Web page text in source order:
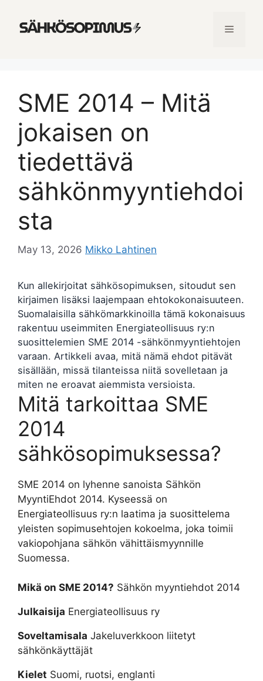
content
Menu
SME 2014 – Mitä
jokaisen on
tiedettävä
sähkönmyyntiehdoi
sta
May 13, 2026 Mikko Lahtinen
Kun allekirjoitat sähkösopimuksen, sitoudut sen
kirjaimen lisäksi laajempaan ehtokokonaisuuteen.
Suomalaisilla sähkömarkkinoilla tämä kokonaisuus
rakentuu useimmiten Energiateollisuus ry:n
suosittelemien SME 2014 -sähkönmyyntiehtojen
varaan. Artikkeli avaa, mitä nämä ehdot pitävät
sisällään, missä tilanteissa niitä sovelletaan ja
miten ne eroavat aiemmista versioista.
Mitä tarkoittaa SME
2014
sähkösopimuksessa?
SME 2014 on lyhenne sanoista Sähkön
MyyntiEhdot 2014. Kyseessä on
Energiateollisuus ry:n laatima ja suosittelema
yleisten sopimusehtojen kokoelma, joka toimii
vakiopohjana sähkön vähittäismyynnille
Suomessa.
Mikä on SME 2014? Sähkön myyntiehdot 2014
Julkaisija Energiateollisuus ry
Soveltamisala Jakeluverkkoon liitetyt
sähkönkäyttäjät
Kielet Suomi, ruotsi, englanti